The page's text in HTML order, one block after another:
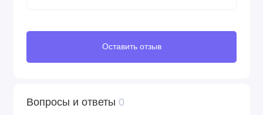
Оставить отзыв
Вопросы и ответы 0